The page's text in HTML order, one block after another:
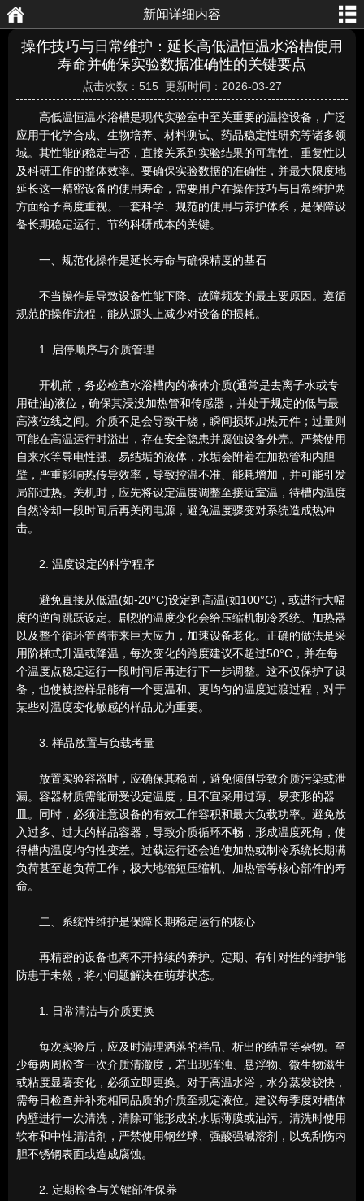
新闻详细内容
操作技巧与日常维护：延长高低温恒温水浴槽使用
寿命并确保实验数据准确性的关键要点
点击次数：515 更新时间：2026-03-27
高低温恒温水浴槽是现代实验室中至关重要的温控设备，广泛
应用于化学合成、生物培养、材料测试、药品稳定性研究等诸多领
域。其性能的稳定与否，直接关系到实验结果的可靠性、重复性以
及科研工作的整体效率。要确保实验数据的准确性，并最大限度地
延长这一精密设备的使用寿命，需要用户在操作技巧与日常维护两
方面给予高度重视。一套科学、规范的使用与养护体系，是保障设
备长期稳定运行、节约科研成本的关键。
一、规范化操作是延长寿命与确保精度的基石
不当操作是导致设备性能下降、故障频发的最主要原因。遵循
规范的操作流程，能从源头上减少对设备的损耗。
1. 启停顺序与介质管理
开机前，务必检查水浴槽内的液体介质(通常是去离子水或专
用硅油)液位，确保其浸没加热管和传感器，并处于规定的低与最
高液位线之间。介质不足会导致干烧，瞬间损坏加热元件；过量则
可能在高温运行时溢出，存在安全隐患并腐蚀设备外壳。严禁使用
自来水等导电性强、易结垢的液体，水垢会附着在加热管和内胆
壁，严重影响热传导效率，导致控温不准、能耗增加，并可能引发
局部过热。关机时，应先将设定温度调整至接近室温，待槽内温度
自然冷却一段时间后再关闭电源，避免温度骤变对系统造成热冲
击。
2. 温度设定的科学程序
避免直接从低温(如-20°C)设定到高温(如100°C)，或进行大幅
度的逆向跳跃设定。剧烈的温度变化会给压缩机制冷系统、加热器
以及整个循环管路带来巨大应力，加速设备老化。正确的做法是采
用阶梯式升温或降温，每次变化的跨度建议不超过50°C，并在每
个温度点稳定运行一段时间后再进行下一步调整。这不仅保护了设
备，也使被控样品能有一个更温和、更均匀的温度过渡过程，对于
某些对温度变化敏感的样品尤为重要。
3. 样品放置与负载考量
放置实验容器时，应确保其稳固，避免倾倒导致介质污染或泄
漏。容器材质需能耐受设定温度，且不宜采用过薄、易变形的器
皿。同时，必须注意设备的有效工作容积和最大负载功率。避免放
入过多、过大的样品容器，导致介质循环不畅，形成温度死角，使
得槽内温度均匀性变差。过载运行还会迫使加热或制冷系统长期满
负荷甚至超负荷工作，极大地缩短压缩机、加热管等核心部件的寿
命。
二、系统性维护是保障长期稳定运行的核心
再精密的设备也离不开持续的养护。定期、有针对性的维护能
防患于未然，将小问题解决在萌芽状态。
1. 日常清洁与介质更换
每次实验后，应及时清理洒落的样品、析出的结晶等杂物。至
少每两周检查一次介质清澈度，若出现浑浊、悬浮物、微生物滋生
或粘度显著变化，必须立即更换。对于高温水浴，水分蒸发较快，
需每日检查并补充相同品质的介质至规定液位。建议每季度对槽体
内壁进行一次清洗，清除可能形成的水垢薄膜或油污。清洗时使用
软布和中性清洁剂，严禁使用钢丝球、强酸强碱溶剂，以免刮伤内
胆不锈钢表面或造成腐蚀。
2. 定期检查与关键部件保养